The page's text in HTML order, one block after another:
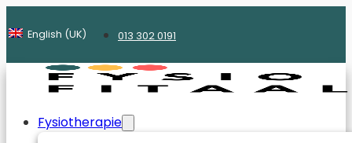
English (UK) 013 302 0191
Fysiotherapie